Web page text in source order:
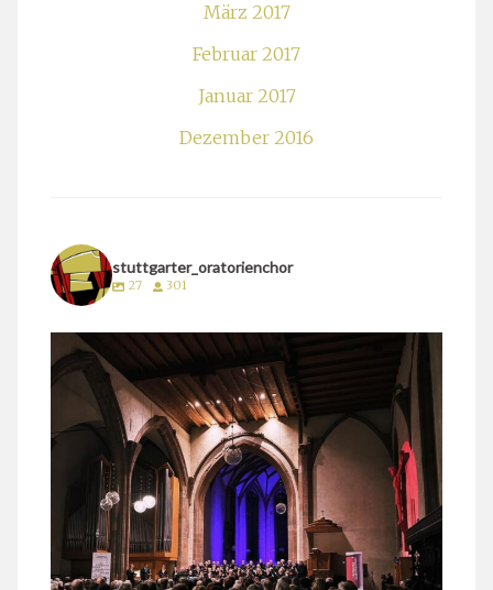
März 2017
Februar 2017
Januar 2017
Dezember 2016
stuttgarter_oratorienchor
27 301
stuttgarter_oratorienchor
März 24